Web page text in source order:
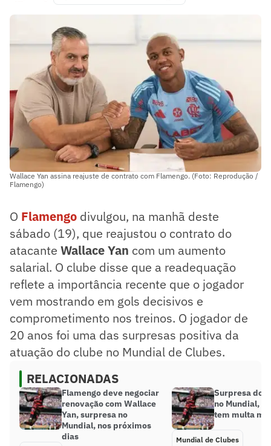
Wallace Yan assina reajuste de contrato com Flamengo. (Foto: Reprodução /
Flamengo)
O Flamengo divulgou, na manhã deste
sábado (19), que reajustou o contrato do
atacante Wallace Yan com um aumento
salarial. O clube disse que a readequação
reflete a importância recente que o jogador
vem mostrando em gols decisivos e
comprometimento nos treinos. O jogador de
20 anos foi uma das surpresas positiva da
atuação do clube no Mundial de Clubes.
RELACIONADAS
Flamengo deve negociar
renovação com Wallace
Yan, surpresa no
Mundial, nos próximos
dias
Surpresa do
no Mundial,
tem multa
Mundial de Clubes